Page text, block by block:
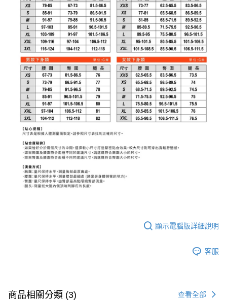
顯示電腦版詳細說明
客服
商品相關分類 (3) 查看全部